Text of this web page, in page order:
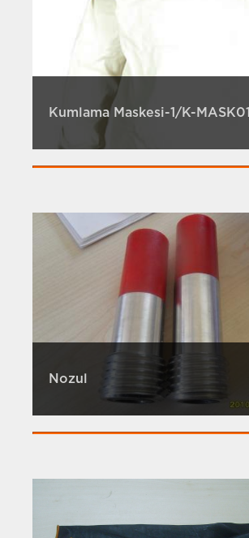
Kumlama Maskesi-1/K-MASK01
Nozul